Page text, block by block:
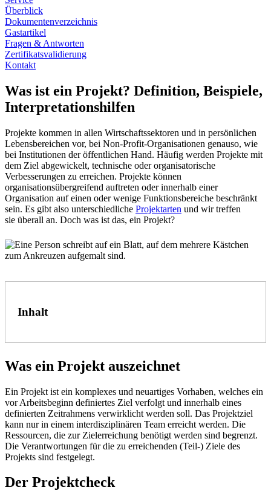
Überblick
Dokumentenverzeichnis
Gastartikel
Fragen & Antworten
Zertifikatsvalidierung
Kontakt
Was ist ein Projekt? Definition, Beispiele,
Interpretationshilfen
Projekte kommen in allen Wirtschaftssektoren und in persönlichen
Lebensbereichen vor, bei Non-Profit-Organisationen genauso, wie
bei Institutionen der öffentlichen Hand. Häufig werden Projekte mit
dem Ziel abgewickelt, technische oder organisatorische
Verbesserungen zu erreichen. Projekte können
organisationsübergreifend auftreten oder innerhalb einer
Organisation auf einen oder wenige Funktionsbereiche beschränkt
sein. Es gibt also unterschiedliche Projektarten und wir treffen
sie überall an. Doch was ist das, ein Projekt?
Inhalt
Was ein Projekt auszeichnet
Ein Projekt ist ein komplexes und neuartiges Vorhaben, welches ein
vor Arbeitsbeginn definiertes Ziel verfolgt und innerhalb eines
definierten Zeitrahmens verwirklicht werden soll. Das Projektziel
kann nur in einem interdisziplinären Team erreicht werden. Die
Ressourcen, die zur Zielerreichung benötigt werden sind begrenzt.
Die Verantwortungen für die zu erreichenden (Teil-) Ziele des
Projekts sind festgelegt.
Der Projektcheck